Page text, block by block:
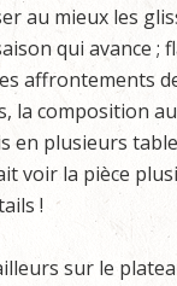
au mieux les
qui avance ;
affrontements
la composition
en plusieurs
voir la pièce
!
sur le